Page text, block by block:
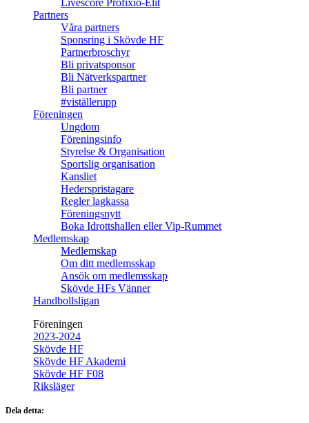
Livescore Profixio-Elit
Partners
Våra partners
Sponsring i Skövde HF
Partnerbroschyr
Bli privatsponsor
Bli Nätverkspartner
Bli partner
#viställerupp
Föreningen
Ungdom
Föreningsinfo
Styrelse & Organisation
Sportslig organisation
Kansliet
Hederspristagare
Regler lagkassa
Föreningsnytt
Boka Idrottshallen eller Vip-Rummet
Medlemskap
Medlemskap
Om ditt medlemsskap
Ansök om medlemsskap
Skövde HFs Vänner
Handbollsligan
Föreningen
2023-2024
Skövde HF
Skövde HF Akademi
Skövde HF F08
Riksläger
Dela detta: